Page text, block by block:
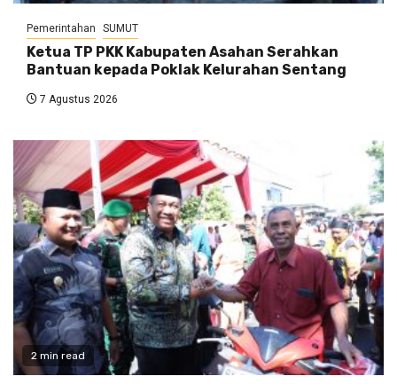
Pemerintahan SUMUT
Ketua TP PKK Kabupaten Asahan Serahkan
Bantuan kepada Poklak Kelurahan Sentang
7 Agustus 2026
2 min read